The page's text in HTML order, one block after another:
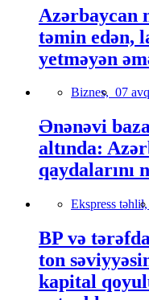
Azərbaycan
təmin edən,
yetməyən
Biznes, 07
Ənənəvi
altında:
qaydalarını
Ekspress təhlil,
BP və
ton
kapital